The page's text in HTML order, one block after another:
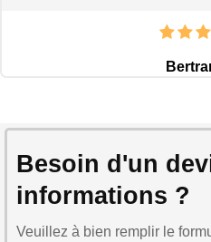
Besoin d'un
informations ?
Veuillez à bien remplir le